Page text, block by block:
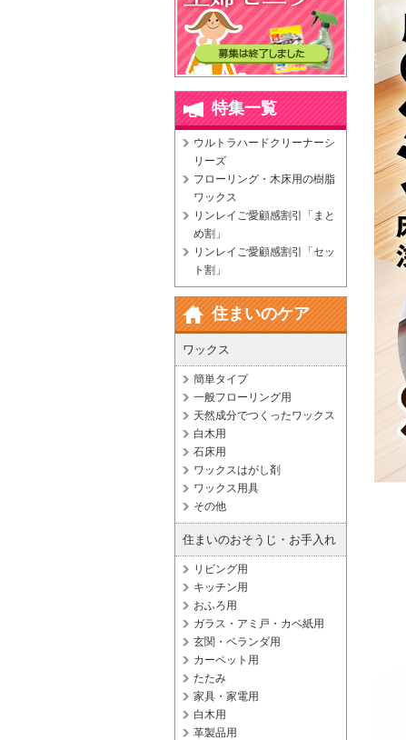
特集一覧
ウルトラハードクリーナーシ
リーズ
フローリング・木床用の樹脂
ワックス
リンレイご愛顧感割引「まと
め割」
リンレイご愛顧感割引「セッ
ト割」
住まいのケア
ワックス
簡単タイプ
一般フローリング用
天然成分でつくったワックス
白木用
石床用
ワックスはがし剤
ワックス用具
その他
住まいのおそうじ・お手入れ
リビング用
キッチン用
おふろ用
ガラス・アミ戸・カベ紙用
玄関・ベランダ用
カーペット用
たたみ
家具・家電用
白木用
革製品用